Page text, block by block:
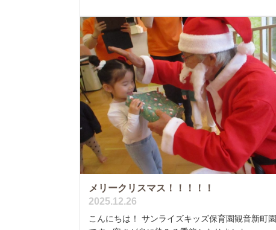
メリークリスマス！！！！！
2025.12.26
こんにちは！ サンライズキッズ保育園観音新町園